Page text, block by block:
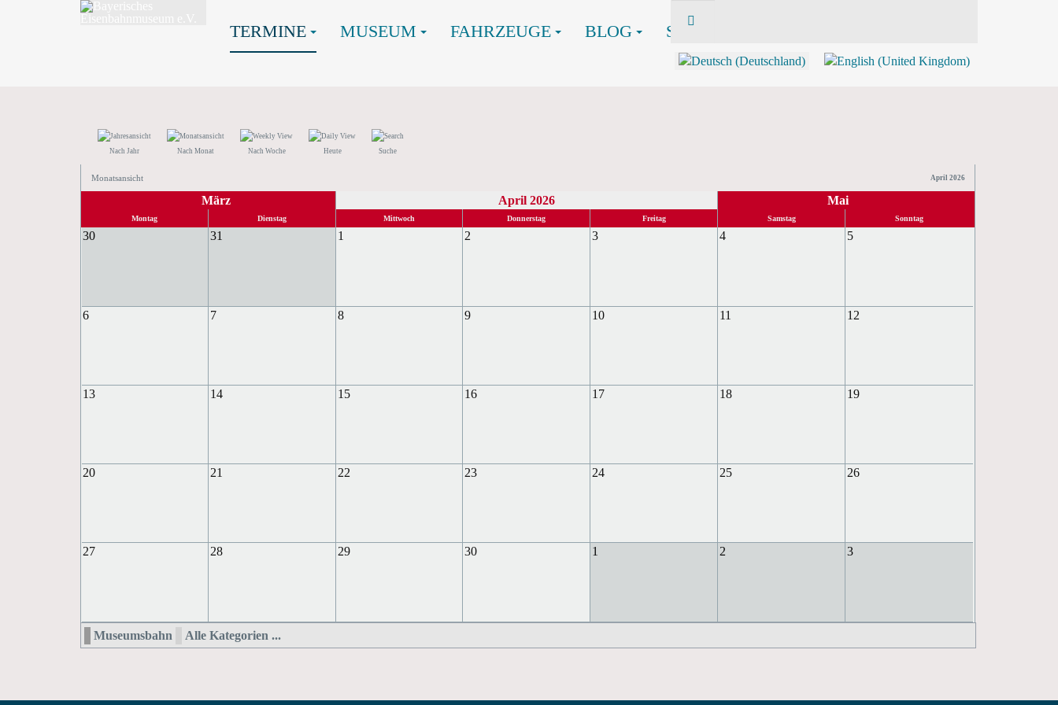
TERMINE MUSEUM FAHRZEUGE BLOG SHOP
Nach Jahr Nach Monat Nach Woche Heute Suche
Monatsansicht April 2026
März April 2026 Mai
Montag Dienstag Mittwoch Donnerstag Freitag Samstag Sonntag
30 31 1 2 3 4 5
6 7 8 9 10 11 12
13 14 15 16 17 18 19
20 21 22 23 24 25 26
27 28 29 30 1 2 3
Museumsbahn Alle Kategorien ...